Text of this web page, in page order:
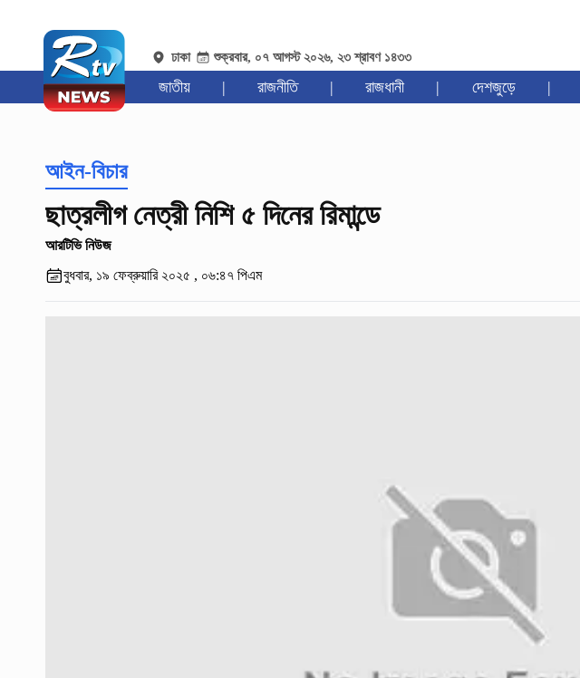
ঢাকা শুক্রবার, ০৭ আগস্ট ২০২৬, ২৩ শ্রাবণ ১৪৩৩
জাতীয় | রাজনীতি | রাজধানী | দেশজুড়ে |
আইন-বিচার
ছাত্রলীগ নেত্রী নিশি ৫ দিনের রিমান্ডে
আরটিভি নিউজ
বুধবার, ১৯ ফেব্রুয়ারি ২০২৫ , ০৬:৪৭ পিএম